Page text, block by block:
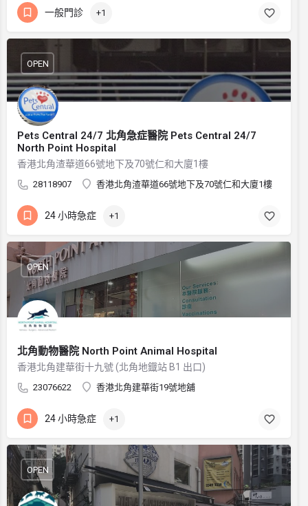
一般門診 +1
Pets Central 24/7 北角急症醫院 Pets Central 24/7
North Point Hospital
香港北角渣華道66號地下及70號仁和大廈1樓
28118907 香港北角渣華道66號地下及70號仁和大廈1樓
OPEN
24 小時急症 +1
北角動物醫院 North Point Animal Hospital
香港北角建華街十九號 (北角地鐡站 B1 出口)
23076622 香港北角建華街19號地舖
OPEN
24 小時急症 +1
OPEN